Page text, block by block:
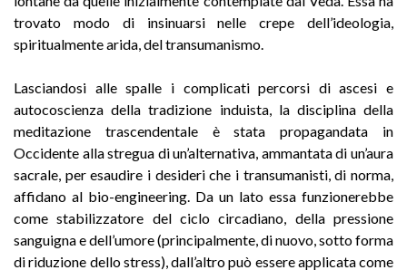
trovato modo di insinuarsi nelle crepe dell’ideologia,
spiritualmente arida, del transumanismo.
Lasciandosi alle spalle i complicati percorsi di ascesi e
autocoscienza della tradizione induista, la disciplina della
meditazione trascendentale è stata propagandata in
Occidente alla stregua di un’alternativa, ammantata di un’aura
sacrale, per esaudire i desideri che i transumanisti, di norma,
affidano al bio-engineering. Da un lato essa funzionerebbe
come stabilizzatore del ciclo circadiano, della pressione
sanguigna e dell’umore (principalmente, di nuovo, sotto forma
di riduzione dello stress), dall’altro può essere applicata come